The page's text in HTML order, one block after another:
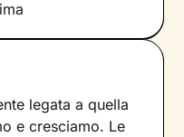
legata a quella
e cresciamo. Le